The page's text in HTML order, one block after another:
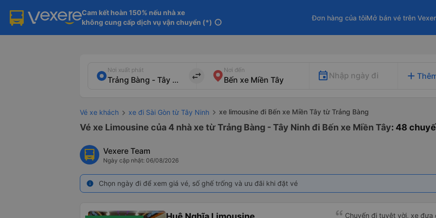
Cam kết hoàn 150% nếu nhà xe
không cung cấp dịch vụ vận chuyển (*) info
Đơn hàng của tôiMở bán vé trên
Nơi xuất phát
import_export
Nơi đến
Nhập ngày đi add
Vé xe khách xe đi Sài Gòn từ Tây Ninh xe limousine đi Bến xe Miền Tây từ Trảng Bàng
Vé xe Limousine của 4 nhà xe từ Trảng Bàng - Tây Ninh đi Bến xe Miền Tây: 48
Vexere Team
Ngày cập nhật: 06/08/2026
info Chọn ngày đi để xem giá vé, số ghế trống và ưu đãi khi đặt vé
Chuyến đi tuyệt vời, xe